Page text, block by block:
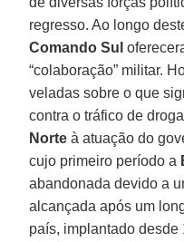
regresso. Ao longo
Comando Sul
“colaboração” militar.
veladas sobre o que
contra o tráfico de
Norte à atuação do
cujo primeiro período a
abandonada devido a
alcançada após um
país, implantado desde